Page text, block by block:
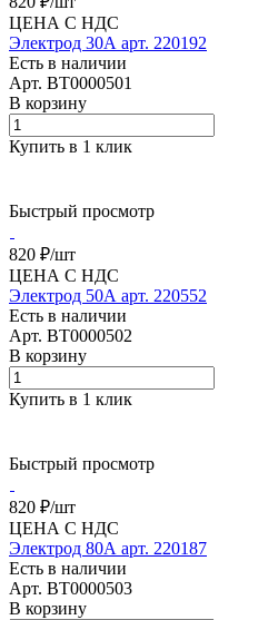
ЦЕНА С НДС
Электрод 30А арт. 220192
Есть в наличии
Арт. BT0000501
В корзину
Купить в 1 клик
Быстрый просмотр
820 ₽/шт
ЦЕНА С НДС
Электрод 50А арт. 220552
Есть в наличии
Арт. BT0000502
В корзину
Купить в 1 клик
Быстрый просмотр
820 ₽/шт
ЦЕНА С НДС
Электрод 80А арт. 220187
Есть в наличии
Арт. BT0000503
В корзину